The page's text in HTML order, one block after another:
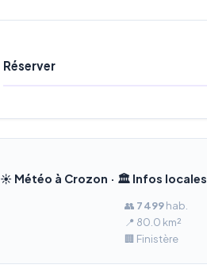
Réserver
☀️ Météo à Crozon · 🏛️ Infos locales
👥 7 499hab.
📍 80.0 km²
🏢 Finistère